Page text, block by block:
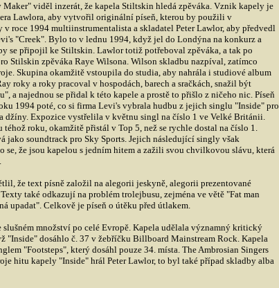
viděl inzerát, že kapela Stiltskin hledá zpěváka. Vznik kapely je
Lawlora, aby vytvořil originální píseň, kterou by použili v
roce 1994 multiinstrumentalista a skladatel Peter Lawlor, aby předvedl
"Creek". Bylo to v lednu 1994, když jel do Londýna na konkurz a
se připojil ke Stiltskin. Lawlor totiž potřeboval zpěváka, a tak po
Stilskin zpěváka Raye Wilsona. Wilson skladbu nazpíval, zatímco
Skupina okamžitě vstoupila do studia, aby nahrála i studiové album
roky a roky pracoval v hospodách, barech a sračkách, snažil být
a najednou se přidal k této kapele a prostě to přišlo z ničeho nic. Píseň
1994 poté, co si firma Levi's vybrala hudbu z jejich singlu "Inside" pro
džíny. Expozice vystřelila v květnu singl na číslo 1 ve Velké Británii.
téhož roku, okamžitě přistál v Top 5, než se rychle dostal na číslo 1.
jako soundtrack pro Sky Sports. Jejich následující singly však
se, že jsou kapelou s jedním hitem a zažili svou chvilkovou slávu, která
že text písně založil na alegorii jeskyně, alegorii prezentované
také odkazují na problém trolejbusu, zejména ve větě "Fat man
upadat". Celkově je píseň o útěku před útlakem.
množství po celé Evropě. Kapela udělala významný kritický
dosáhlo č. 37 v žebříčku Billboard Mainstream Rock. Kapela
"Footsteps", který dosáhl pouze 34. místa. The Ambrosian Singers
hitu kapely "Inside" hrál Peter Lawlor, to byl také případ skladby alba